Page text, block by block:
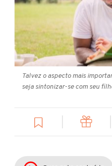
Talvez o aspecto mais
seja sintonizar-se com seu